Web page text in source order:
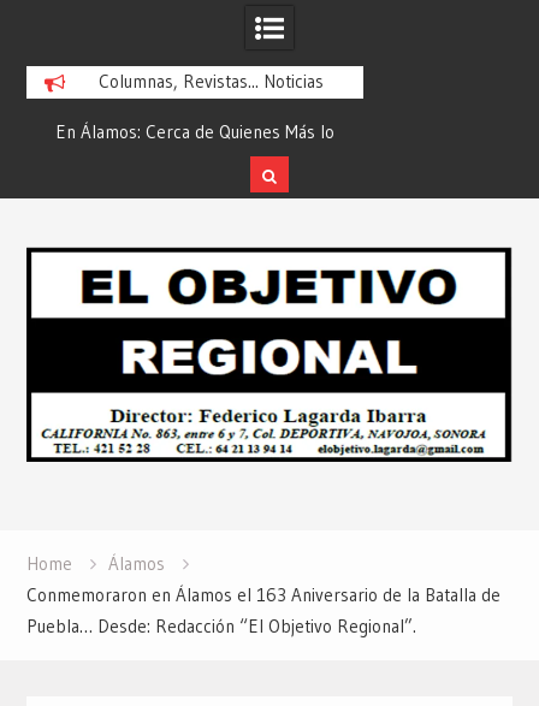
Columnas, Revistas... Noticias
En Álamos: Cerca de Quienes Más lo
Necesitan… Desde: Redacción “El
Objetivo Regional”.
ATTITUDE de
Home
Álamos
Conmemoraron en Álamos el 163 Aniversario de la Batalla de
Puebla… Desde: Redacción “El Objetivo Regional”.